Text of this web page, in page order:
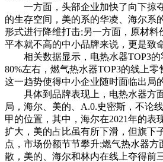
一方面，头部企业加快了向下掠
的生存空间，美的系的华凌、海尔系
形式进行降维打击;另一方面，原材料
平本就不高的中小品牌来说，更是致
相关数据显示，电热水器TOP3的
80%左右，燃气热水器TOP3的线上零
这一趋势使得中小企业随时面临出局
具体到品牌表现上，电热水器方
局，海尔、美的、A.0.史密斯，不论
甲的位置，其中，海尔在2021年的表
扩大，美的占比虽有所下滑，但旗下
点，市场份额节节攀升;燃气热水器方
散，美的、海尔和林内在线上夺得前